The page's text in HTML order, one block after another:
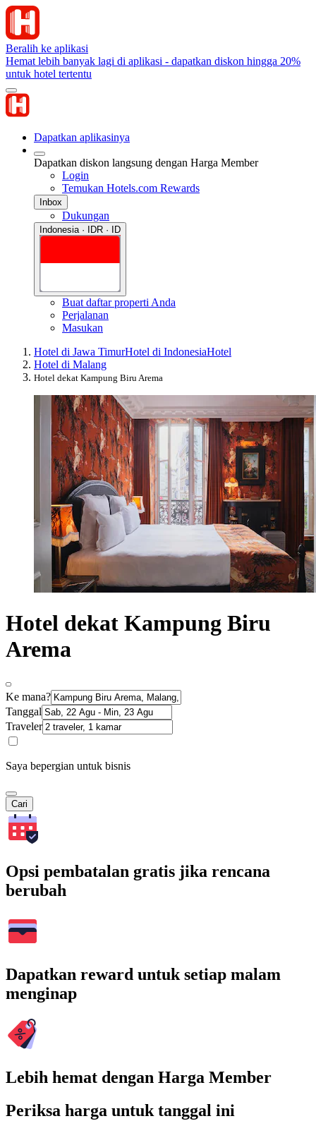
Beralih ke aplikasi
Hemat lebih banyak lagi di aplikasi - dapatkan diskon hingga 20%
untuk hotel tertentu
Dapatkan aplikasinya
Dapatkan diskon langsung dengan Harga Member
Login
Temukan Hotels.com Rewards
Inbox
Dukungan
Indonesia · IDR · ID
Buat daftar properti Anda
Perjalanan
Masukan
Hotel di Jawa TimurHotel di IndonesiaHotel
Hotel di Malang
Hotel dekat Kampung Biru Arema
Hotel dekat Kampung Biru
Arema
Ke mana?
Tanggal
Traveler
Saya bepergian untuk bisnis
Cari
Opsi pembatalan gratis jika rencana
berubah
Dapatkan reward untuk setiap malam
menginap
Lebih hemat dengan Harga Member
Periksa harga untuk tanggal ini